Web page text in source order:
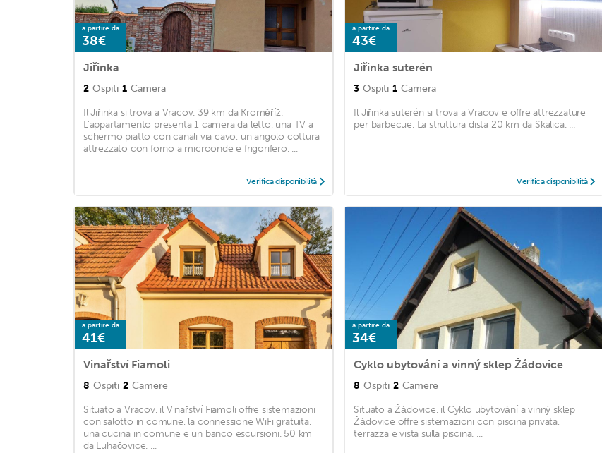
a partire da
38€
Jiřinka
2 Ospiti 1 Camera
Il Jiřinka si trova a Vracov. 39 km da Kroměříž.
L'appartamento presenta 1 camera da letto, una TV a
schermo piatto con canali via cavo, un angolo cottura
attrezzato con forno a microonde e frigorifero, ...
Verifica disponibilità
a partire da
43€
Jiřinka suterén
3 Ospiti 1 Camera
Il Jiřinka suterén si trova a Vracov e offre attrezzature
per barbecue. La struttura dista 20 km da Skalica. ...
Verifica disponibilità
a partire da
41€
Vinařství Fiamoli
8 Ospiti 2 Camere
Situato a Vracov, il Vinařství Fiamoli offre sistemazioni
con salotto in comune, la connessione WiFi gratuita,
una cucina in comune e un banco escursioni. 50 km
da Luhačovice. ...
a partire da
34€
Cyklo ubytování a vinný sklep Žádovice
8 Ospiti 2 Camere
Situato a Žádovice, il Cyklo ubytování a vinný sklep
Žádovice offre sistemazioni con piscina privata,
terrazza e vista sulla piscina. ...